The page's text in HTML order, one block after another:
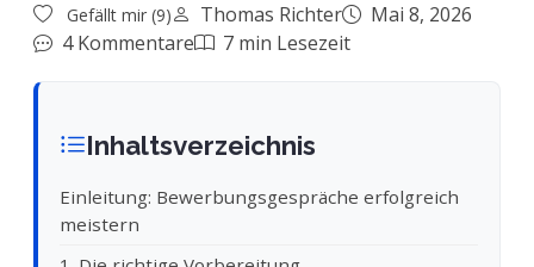
Gefällt mir (9) Thomas Richter
Mai 8, 2026
4 Kommentare
7 min Lesezeit
Inhaltsverzeichnis
Einleitung: Bewerbungsgespräche erfolgreich
meistern